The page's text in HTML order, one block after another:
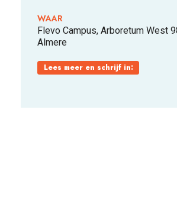
WAAR
Flevo Campus, Arboretum West
Almere
Lees meer en schrijf in: